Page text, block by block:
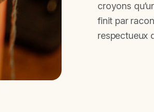
croyons
finit par
respectueux